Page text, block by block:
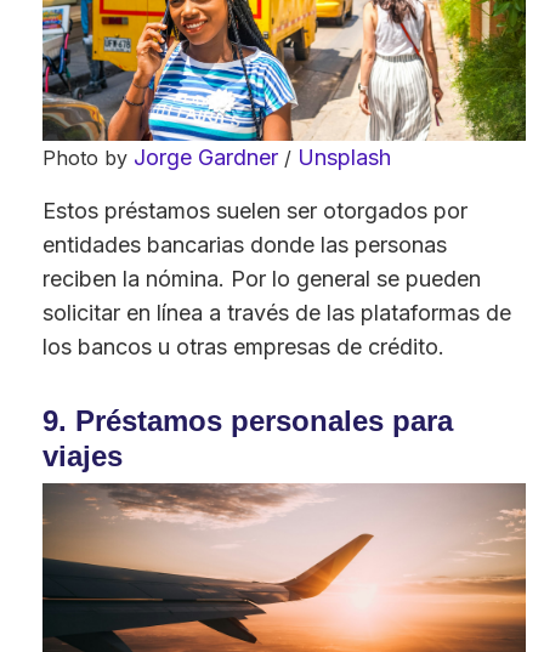
Photo by Jorge Gardner / Unsplash
Estos préstamos suelen ser otorgados por
entidades bancarias donde las personas
reciben la nómina. Por lo general se pueden
solicitar en línea a través de las plataformas de
los bancos u otras empresas de crédito.
9. Préstamos personales para
viajes